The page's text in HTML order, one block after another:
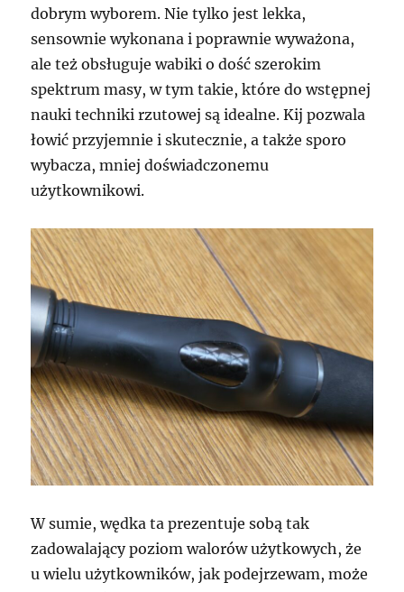
dobrym wyborem. Nie tylko jest lekka,
sensownie wykonana i poprawnie wyważona,
ale też obsługuje wabiki o dość szerokim
spektrum masy, w tym takie, które do wstępnej
nauki techniki rzutowej są idealne. Kij pozwala
łowić przyjemnie i skutecznie, a także sporo
wybacza, mniej doświadczonemu
użytkownikowi.
W sumie, wędka ta prezentuje sobą tak
zadowalający poziom walorów użytkowych, że
u wielu użytkowników, jak podejrzewam, może